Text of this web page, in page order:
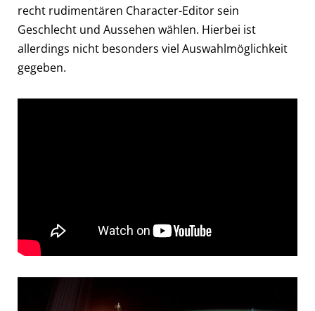
recht rudimentären Character-Editor sein
Geschlecht und Aussehen wählen. Hierbei ist
allerdings nicht besonders viel Auswahlmöglichkeit
gegeben.